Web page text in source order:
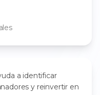
a identificar
y reinvertir en